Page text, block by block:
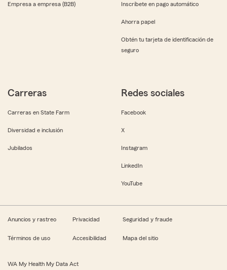
Empresa a empresa (B2B) Inscríbete en pago automático
Ahorra papel
Obtén tu tarjeta de identificación de
seguro
Carreras
Carreras en State Farm
Diversidad e inclusión
Jubilados
Redes sociales
Facebook
X
Instagram
LinkedIn
YouTube
Anuncios y rastreo Privacidad Seguridad y fraude
Términos de uso Accesibilidad Mapa del sitio
WA My Health My Data Act